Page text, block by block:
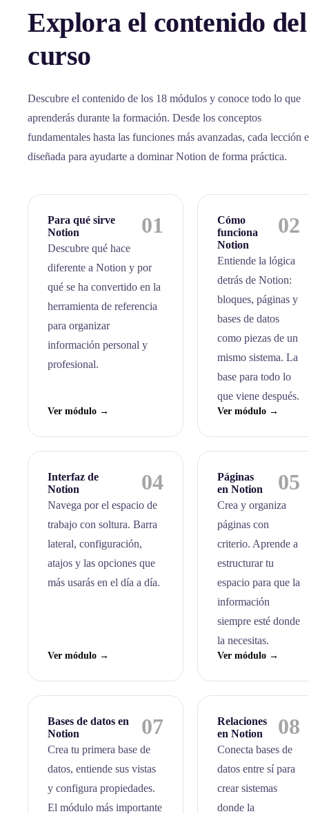
Explora el contenido del
curso
Descubre el contenido de los 18 módulos y conoce todo lo que
aprenderás durante la formación. Desde los conceptos
fundamentales hasta las funciones más avanzadas, cada lección
diseñada para ayudarte a dominar Notion de forma práctica.
Para qué sirve
Notion
01
Descubre qué hace
diferente a Notion y por
qué se ha convertido en la
herramienta de referencia
para organizar
información personal y
profesional.
Ver módulo →
Cómo
funciona
Notion
02
Entiende la lógica
detrás de Notion:
bloques, páginas y
bases de datos
como piezas de un
mismo sistema. La
base para todo lo
que viene después.
Ver módulo →
Interfaz de
Notion
04
Navega por el espacio de
trabajo con soltura. Barra
lateral, configuración,
atajos y las opciones que
más usarás en el día a día.
Ver módulo →
Páginas
en Notion
05
Crea y organiza
páginas con
criterio. Aprende a
estructurar tu
espacio para que la
información
siempre esté donde
la necesitas.
Ver módulo →
Bases de datos en
Notion
07
Crea tu primera base de
datos, entiende sus vistas
y configura propiedades.
El módulo más importante
Relaciones
en Notion
08
Conecta bases de
datos entre sí para
crear sistemas
donde la